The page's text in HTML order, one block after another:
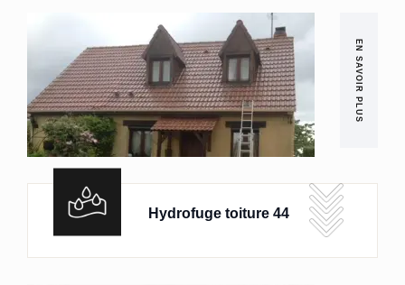
EN SAVOIR PLUS
Hydrofuge toiture 44